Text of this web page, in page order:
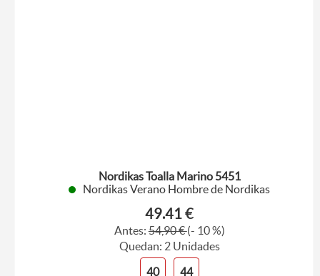
Nordikas Toalla Marino 5451
Nordikas Verano Hombre de Nordikas
49.41 €
Antes:54,90 €(- 10 %)
Quedan: 2 Unidades
40
44